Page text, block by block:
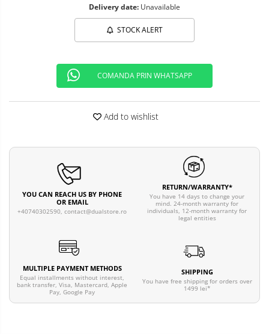
Delivery date: Unavailable
STOCK ALERT
COMANDA PRIN WHATSAPP
Add to wishlist
YOU CAN REACH US BY PHONE
OR EMAIL
+40740302590, contact@dualstore.ro
RETURN/WARRANTY*
You have 14 days to change your
mind. 24-month warranty for
individuals, 12-month warranty for
legal entities
MULTIPLE PAYMENT METHODS
Equal installments without interest,
bank transfer, Visa, Mastercard, Apple
Pay, Google Pay
SHIPPING
You have free shipping for orders over
1499 lei*